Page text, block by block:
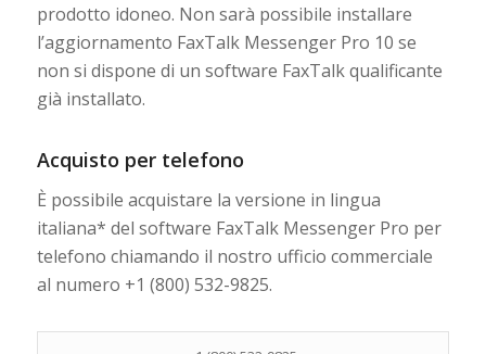
prodotto idoneo. Non sarà possibile installare
l’aggiornamento FaxTalk Messenger Pro 10 se
non si dispone di un software FaxTalk qualificante
già installato.
Acquisto per telefono
È possibile acquistare la versione in lingua
italiana* del software FaxTalk Messenger Pro per
telefono chiamando il nostro ufficio commerciale
al numero +1 (800) 532-9825.